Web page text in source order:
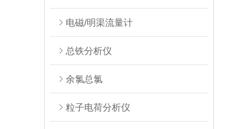
电磁/明渠流量计
总铁分析仪
余氯总氯
粒子电荷分析仪